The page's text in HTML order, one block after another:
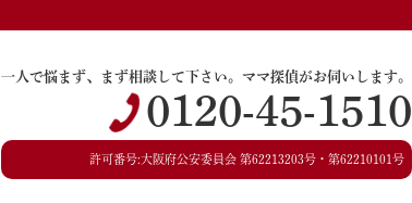
一人で悩まず、まず相談して下さい。 ママ探偵がお伺いします。
0120-45-1510
許可番号:大阪府公安委員会 第62213203号・第62210101号